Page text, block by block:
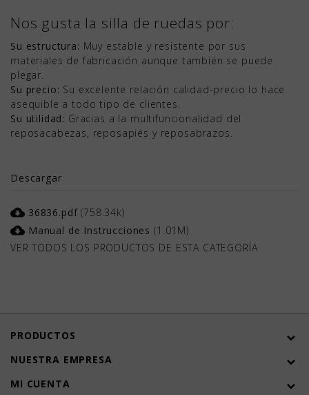
Nos gusta la silla de ruedas por:
Su estructura: Muy estable y resistente por sus
materiales de fabricación aunque también se puede
plegar.
Su precio: Su excelente relación calidad-precio lo hace
asequible a todo tipo de clientes.
Su utilidad: Gracias a la multifuncionalidad del
reposacabezas, reposapiés y reposabrazos.
Descargar
cloud_download 36836.pdf (758.34k)
cloud_download Manual de Instrucciones (1.01M)
VER TODOS LOS PRODUCTOS DE ESTA CATEGORÍA
PRODUCTOS
NUESTRA EMPRESA
MI CUENTA